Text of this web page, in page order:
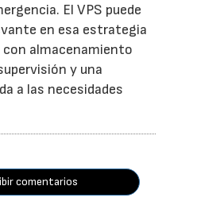
El VPS puede
en esa estrategia
con almacenamiento
y una
a las necesidades
comentarios